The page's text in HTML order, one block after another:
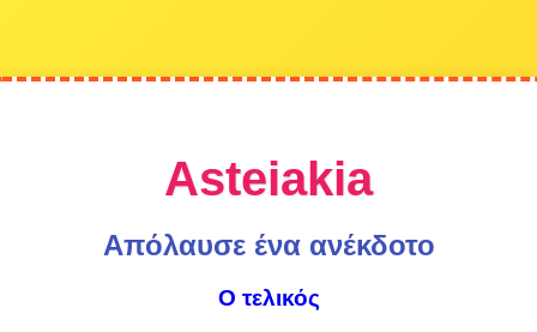
Asteiakia
Απόλαυσε ένα ανέκδοτο
Ο τελικός